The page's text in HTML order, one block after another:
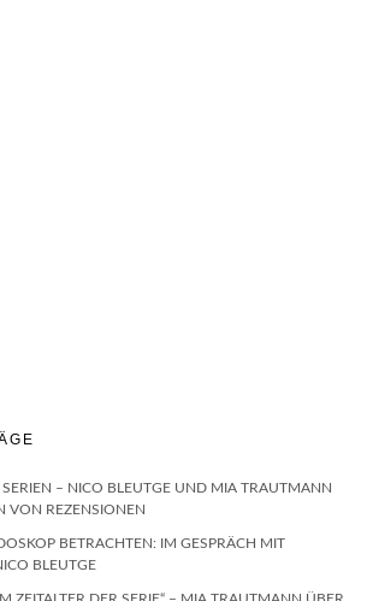
– NICO BLEUTGE UND MIA TRAUTMANN
VON REZENSIONEN
BETRACHTEN: IM GESPRÄCH MIT
BLEUTGE